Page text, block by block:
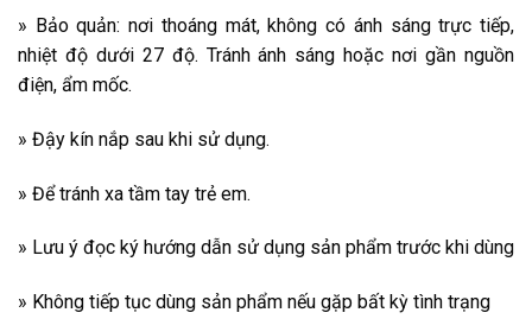
» Bảo quản: nơi thoáng mát, không có ánh sáng trực tiếp,
nhiệt độ dưới 27 độ. Tránh ánh sáng hoặc nơi gần nguồn
điện, ẩm mốc.
» Đậy kín nắp sau khi sử dụng.
» Để tránh xa tầm tay trẻ em.
» Lưu ý đọc ký hướng dẫn sử dụng sản phẩm trước khi dùng
» Không tiếp tục dùng sản phẩm nếu gặp bất kỳ tình trạng